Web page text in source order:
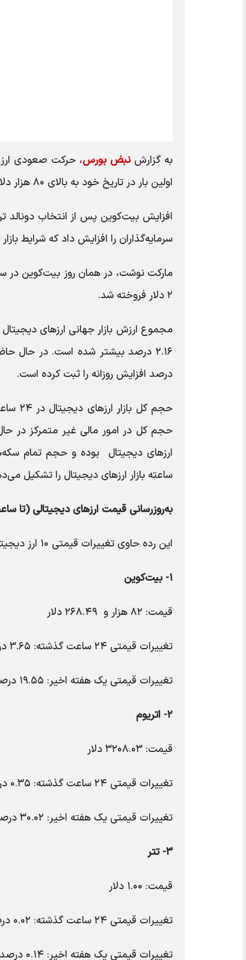
به گزارشنبض بورس، حرکت صعودی ارز
اولین بار در تاریخ خود به بالای ۸۰ هزار دلار رسید.
افزایش بیت‌کوین پس از انتخاب دونالد
سرمایه‌گذاران را افزایش داد که شرایط
۲ دلار فروخته شد.
درصد افزایش روزانه را ثبت کرده است.
ساعته بازار ارزهای دیجیتال را تشکیل
به‌روزرسانی قیمت ارزهای دیجیتالی (تا ساعت ۱:۴۸ دقیقه به وقت
این رده حاوی تغییرات قیمتی ۱۰ ارز دیجیتالی بزرگ از نظر ارزش بازار است.
۱- بیت‌کوین
قیمت: ۸۲ هزار و ۲۶۸.۴۹ دلار
تغییرات قیمتی ۲۴ ساعت گذشته: ۳.۶۵ درصد افزایش
تغییرات قیمتی یک هفته اخیر: ۱۹.۵۵ درصد افزایش
۲- اتریوم
قیمت: ۳۲۰۸.۰۳ دلار
تغییرات قیمتی ۲۴ ساعت گذشته: ۰.۳۵ درصد افزایش
تغییرات قیمتی یک هفته اخیر: ۳۰.۰۲ درصد افزایش
۳- تتر
قیمت: ۱.۰۰ دلار
تغییرات قیمتی ۲۴ ساعت گذشته: ۰.۰۲ درصد افزایش
تغییرات قیمتی یک هفته اخیر: ۰.۱۴ درصد افزایش